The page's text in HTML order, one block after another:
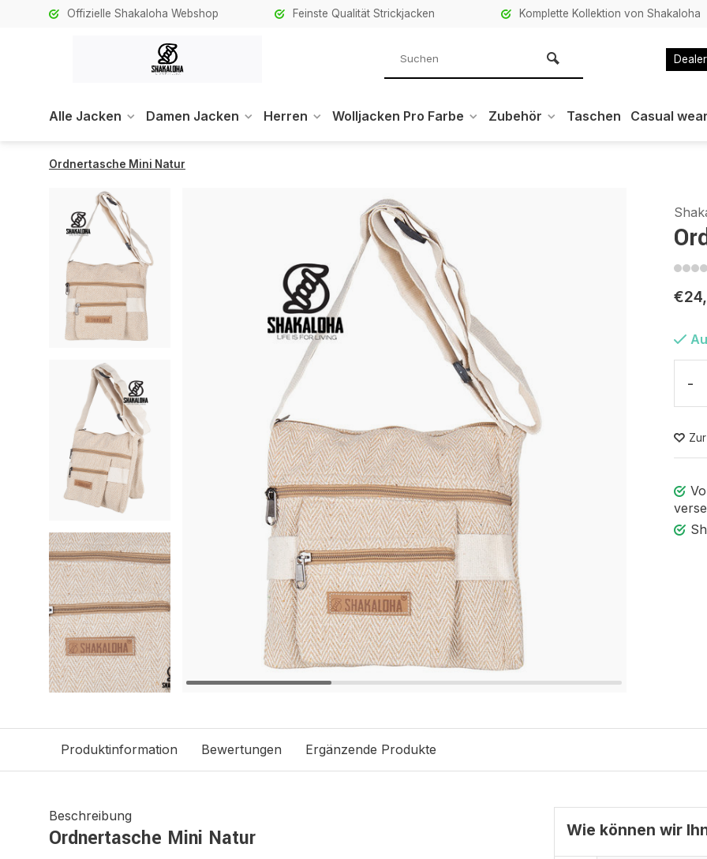
Offizielle Shakaloha Webshop Feinste Qualität Strickjacken Komplette Kollektion von Shakaloha
Alle Jacken Damen Jacken Herren Wolljacken Pro Farbe Zubehör Taschen Casual
Ordnertasche Mini Natur
-
Produktinformation Bewertungen Ergänzende Produkte
Beschreibung
Ordnertasche Mini Natur Wie können wir